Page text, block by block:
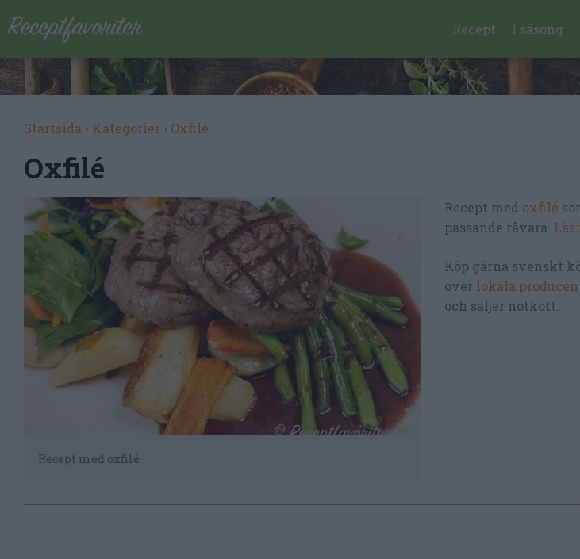
Recept I säsong
Startsida › Kategorier › Oxfilé
Oxfilé
Recept med oxfilé
Recept med oxfilé
passande råvara.
Köp gärna svenskt
över lokala
och säljer nötkött.